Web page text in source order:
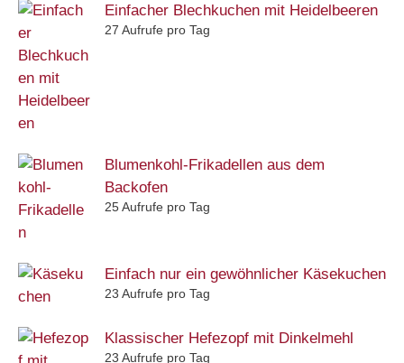
Einfacher Blechkuchen mit Heidelbeeren
27 Aufrufe pro Tag
Blumenkohl-Frikadellen aus dem
Backofen
25 Aufrufe pro Tag
Einfach nur ein gewöhnlicher Käsekuchen
23 Aufrufe pro Tag
Klassischer Hefezopf mit Dinkelmehl
23 Aufrufe pro Tag